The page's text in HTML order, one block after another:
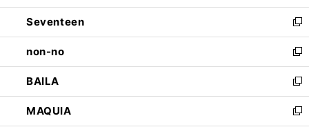
開
く
ウ
で
開
く
ン
ド
ウ
で
開
く
Seventeen
新
し
い
ウ
ィ
ン
ド
ウ
non-no
新
し
い
ウ
ィ
ン
BAILA
新
し
い
ウ
MAQUIA
新
し